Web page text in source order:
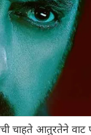
चाहते आतुरतेने वाट